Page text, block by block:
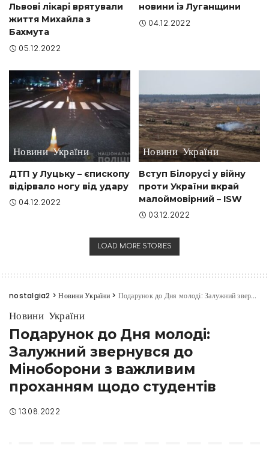
Львові лікарі врятували
життя Михайла з
Бахмута
05.12.2022
новини із Луганщини
04.12.2022
Новини України
ДТП у Луцьку – єпископу
відірвало ногу від удару
04.12.2022
Новини України
Вступ Білорусі у війну
проти України вкрай
малоймовірний – ISW
03.12.2022
LOAD MORE STORIES
nostalgia2 >Новини України> Подарунок до Дня молоді: Залужний звернувся до Міноборони з важливим проханням щодо студентів
Новини України
Подарунок до Дня молоді:
Залужний звернувся до
Міноборони з важливим
проханням щодо студентів
13.08.2022